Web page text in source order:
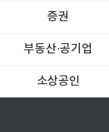
증권
부동산·공기업
소상공인